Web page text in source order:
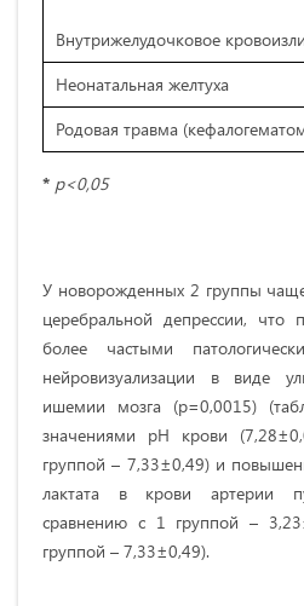
Внутрижелудочковое
Неонатальная желтуха
Родовая травма
* р<0,05
У новорожденных 2 группы
церебральной депрессии, что
более частыми
нейровизуализации в виде
ишемии мозга (р=0,0015)
значениями рН крови
группой – 7,33±0,49) и
лактата в крови артерии
сравнению с 1 группой –
группой – 7,33±0,49).